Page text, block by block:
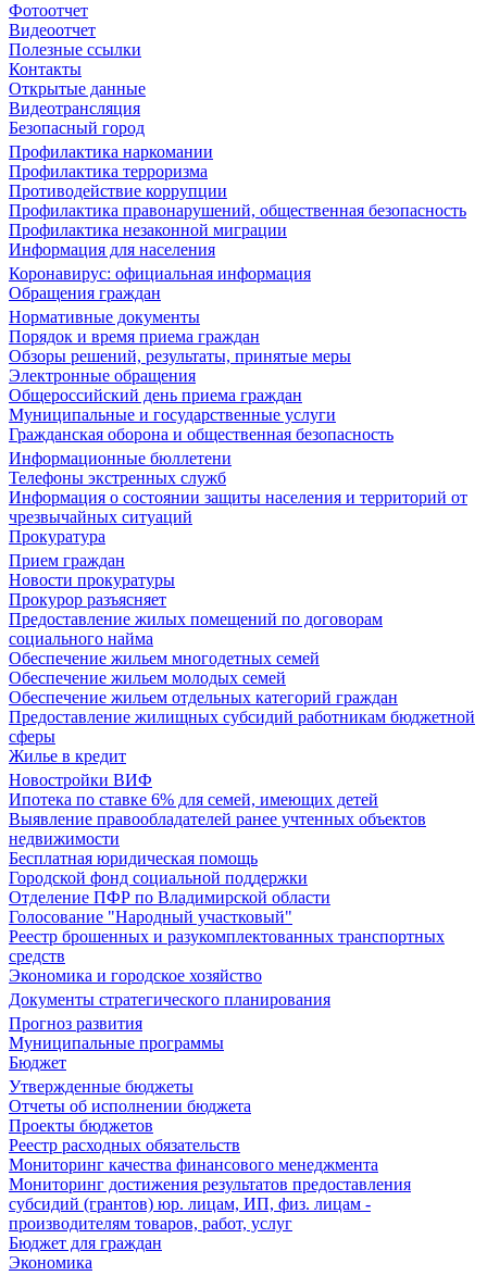
Фотоотчет
Видеоотчет
Полезные ссылки
Контакты
Открытые данные
Видеотрансляция
Безопасный город
Профилактика наркомании
Профилактика терроризма
Противодействие коррупции
Профилактика правонарушений, общественная безопасность
Профилактика незаконной миграции
Информация для населения
Коронавирус: официальная информация
Обращения граждан
Нормативные документы
Порядок и время приема граждан
Обзоры решений, результаты, принятые меры
Электронные обращения
Общероссийский день приема граждан
Муниципальные и государственные услуги
Гражданская оборона и общественная безопасность
Информационные бюллетени
Телефоны экстренных служб
Информация о состоянии защиты населения и территорий от
чрезвычайных ситуаций
Прокуратура
Прием граждан
Новости прокуратуры
Прокурор разъясняет
Предоставление жилых помещений по договорам
социального найма
Обеспечение жильем многодетных семей
Обеспечение жильем молодых семей
Обеспечение жильем отдельных категорий граждан
Предоставление жилищных субсидий работникам бюджетной
сферы
Жилье в кредит
Новостройки ВИФ
Ипотека по ставке 6% для семей, имеющих детей
Выявление правообладателей ранее учтенных объектов
недвижимости
Бесплатная юридическая помощь
Городской фонд социальной поддержки
Отделение ПФР по Владимирской области
Голосование "Народный участковый"
Реестр брошенных и разукомплектованных транспортных
средств
Экономика и городское хозяйство
Документы стратегического планирования
Прогноз развития
Муниципальные программы
Бюджет
Утвержденные бюджеты
Отчеты об исполнении бюджета
Проекты бюджетов
Реестр расходных обязательств
Мониторинг качества финансового менеджмента
Мониторинг достижения результатов предоставления
субсидий (грантов) юр. лицам, ИП, физ. лицам -
производителям товаров, работ, услуг
Бюджет для граждан
Экономика